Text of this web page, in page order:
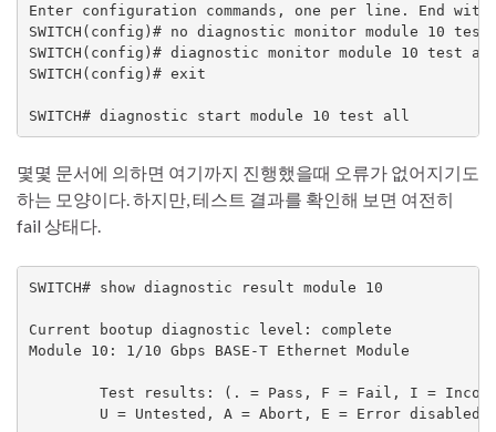
Enter configuration commands, one per line. End with
SWITCH(config)# no diagnostic monitor module 10
SWITCH(config)# diagnostic monitor module 10 test
SWITCH(config)# exit
SWITCH# diagnostic start module 10 test all
몇몇 문서에 의하면 여기까지 진행했을때 오류가 없어지기도
하는 모양이다. 하지만, 테스트 결과를 확인해 보면 여전히
fail 상태다.
SWITCH# show diagnostic result module 10
Current bootup diagnostic level: complete
Module 10: 1/10 Gbps BASE-T Ethernet Module
Test results: (. = Pass, F = Fail, I =
        U = Untested, A = Abort, E = Error disabled)